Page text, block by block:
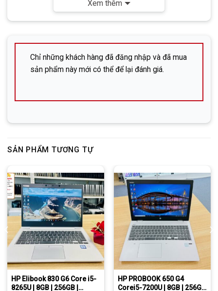
Khôngsử dụng tài khoản cá nhân. Quý khách vui
lòng lưu ý để đảm bảo an toàn khi giao dịch.
株式会社DHP (Công ty cổ phần DHP)
Địa chỉ: 広島市中区立町6-13-203 (Hiroshima-shi,
SĐT:082-576-4715 (Mr. Đông)
Line:DHP Mobile
Xem thêm
Chỉ những khách hàng đã đăng nhập và đã mua
sản phẩm này mới có thể để lại đánh giá.
SẢN PHẨM TƯƠNG TỰ
HP Elibook 830 G6 Core i5-
8265U | 8GB | 256GB |
HP PROBOOK 650 G4
Corei5-7200U | 8GB | 256Gb